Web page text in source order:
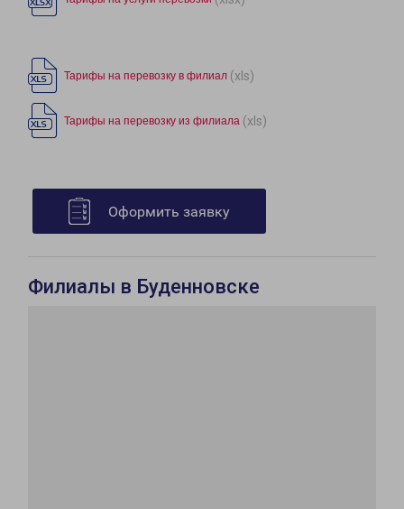
Тарифы на перевозку в филиал (xls)
Тарифы на перевозку из филиала (xls)
Оформить заявку
Филиалы в Буденновске